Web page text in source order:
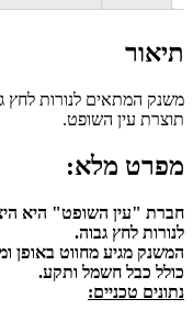
תיאור
תוצרת עין השופט.
מפרט מלא:
חברת "עין השופט" היא
לנורות לחץ גבוה.
המשנק מגיע מחווט באופן
כולל כבל חשמל ותקע.
נתונים טכניים: